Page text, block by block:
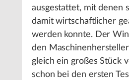
ausgestattet, mit denen
damit wirtschaftlicher
werden konnte. Der
den
gleich ein großes Stück
schon bei den ersten